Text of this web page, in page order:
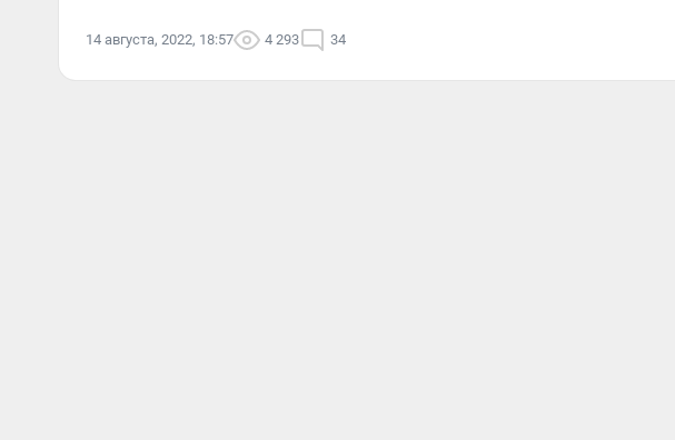
14 августа, 2022, 18:57 4 293 34